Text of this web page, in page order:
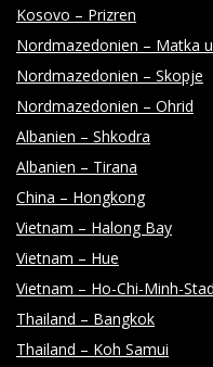
Kosovo – Prizren
Nordmazedonien – Matka
Nordmazedonien – Skopje
Nordmazedonien – Ohrid
Albanien – Shkodra
Albanien – Tirana
China – Hongkong
Vietnam – Halong Bay
Vietnam – Hue
Vietnam – Ho-Chi-Minh-
Thailand – Bangkok
Thailand – Koh Samui